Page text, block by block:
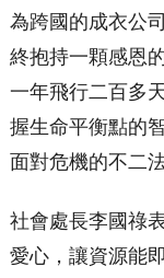
為跨國的成衣公
終抱持一顆感恩
一年飛行二百多
握生命平衡點的
面對危機的不二法
社會處長李國祿
愛心，讓資源能